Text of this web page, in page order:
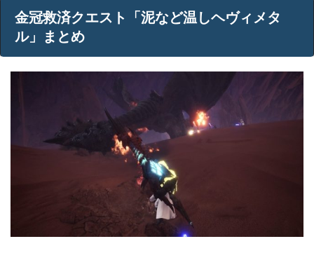
金冠救済クエスト「泥など温しヘヴィメタ
ル」まとめ